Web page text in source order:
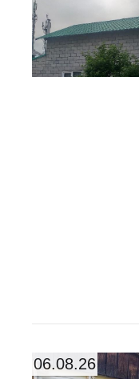
06.08.26